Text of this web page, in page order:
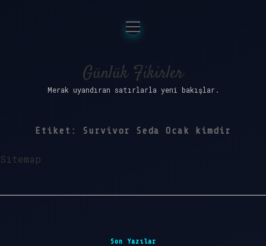
Anasayfa
Gizlilik Politikası
Yasal Uyarı
menüyü
aç
Günlük Fikirler
Merak uyandıran satırlarla yeni bakışlar.
Etiket: Survivor Seda Ocak kimdir
Sitemap
Son Yazılar